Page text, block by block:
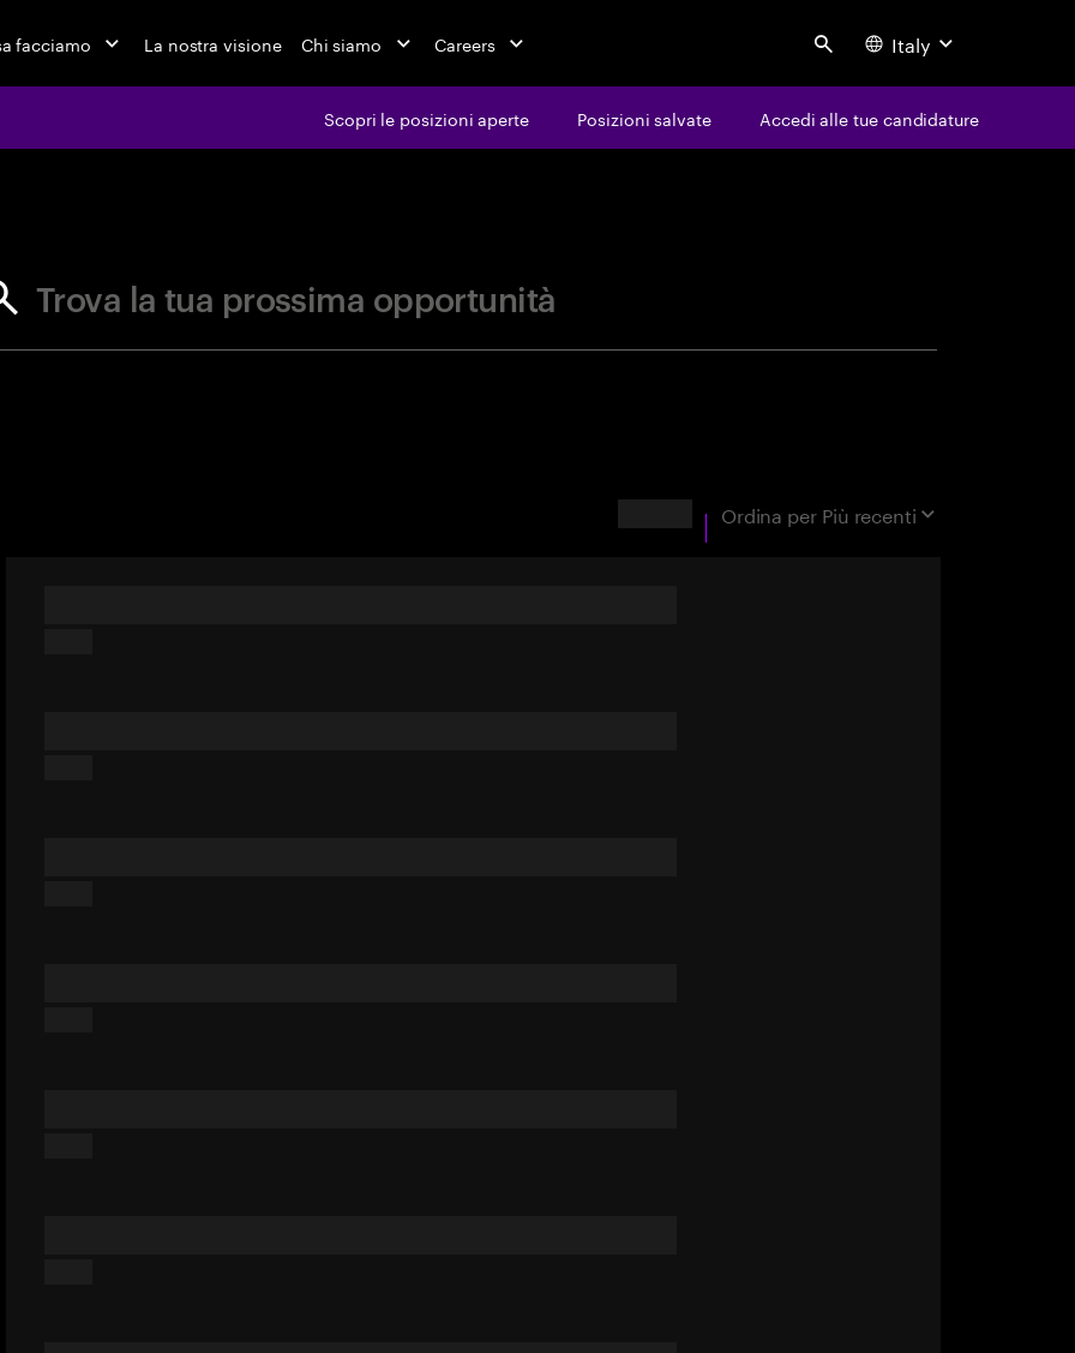
facciamo La nostra visione Chi siamo Careers Search Italy
Scopri le posizioni aperte Posizioni salvate Accedi alle tue candidature
Trova la tua prossima opportunità
Ordina per Più recenti